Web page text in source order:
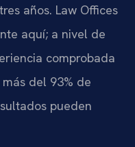
años. Law Offices
aquí; a nivel de
comprobada
del 93% de
pueden